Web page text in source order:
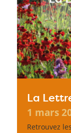
La
1 mars
Retrouvez